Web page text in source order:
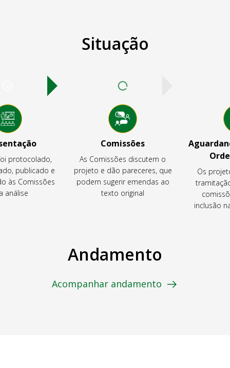
Situação
protocolado,
publicado e
às Comissões
análise
Comissões
As Comissões discutem o
projeto e dão pareceres, que
podem sugerir emendas ao
texto original
Os
inclusão
Andamento
Acompanhar andamento